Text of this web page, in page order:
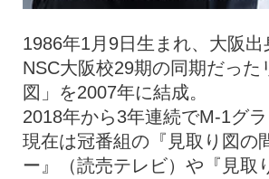
1986年1月9日生まれ、大阪出
NSC大阪校29期の同期だった
図」を2007年に結成。
2018年から3年連続でM-1グ
現在は冠番組の『見取り図の
ー』（読売テレビ）や『見取